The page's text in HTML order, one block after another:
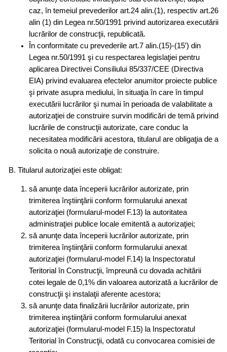
caz, în temeiul prevederilor art.24 alin.(1), respectiv art.26
alin (1) din Legea nr.50/1991 privind autorizarea executării
lucrărilor de construcţii, republicată.
În conformitate cu prevederile art.7 alin.(15)-(15′) din
Legea nr.50/1991 şi cu respectarea legislaţiei pentru
aplicarea Directivei Consiliului 85/337/CEE (Directiva
EIA) privind evaluarea efectelor anumitor proiecte publice
şi private asupra mediului, în situaţia în care în timpul
executării lucrărilor şi numai în perioada de valabilitate a
autorizaţiei de construire survin modificări de temă privind
lucrările de construcţii autorizate, care conduc la
necesitatea modificării acestora, titularul are obligaţia de a
solicita o nouă autorizaţie de construire.
B. Titularul autorizaţiei este obligat:
să anunţe data începerii lucrărilor autorizate, prin
trimiterea înştiinţării conform formularului anexat
autorizaţiei (formularul-model F.13) la autoritatea
administraţiei publice locale emitentă a autorizaţiei;
să anunţe data începerii lucrărilor autorizate, prin
trimiterea înştiinţării conform formularului anexat
autorizaţiei (formularul-model F.14) la Inspectoratul
Teritorial în Construcţii, împreună cu dovada achitării
cotei legale de 0,1% din valoarea autorizată a lucrărilor de
construcţii şi instalaţii aferente acestora;
să anunţe data finalizării lucrărilor autorizate, prin
trimiterea inştiinţării conform formularului anexat
autorizaţiei (formularul-model F.15) la Inspectoratul
Teritorial în Construcţii, odată cu convocarea comisiei de